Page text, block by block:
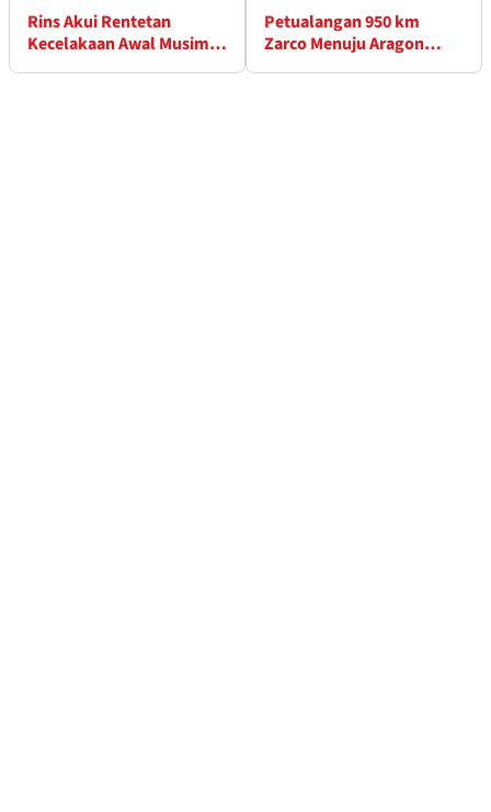
Rins Akui Rentetan
Kecelakaan Awal Musim
Petualangan 950 km
Zarco Menuju Aragon